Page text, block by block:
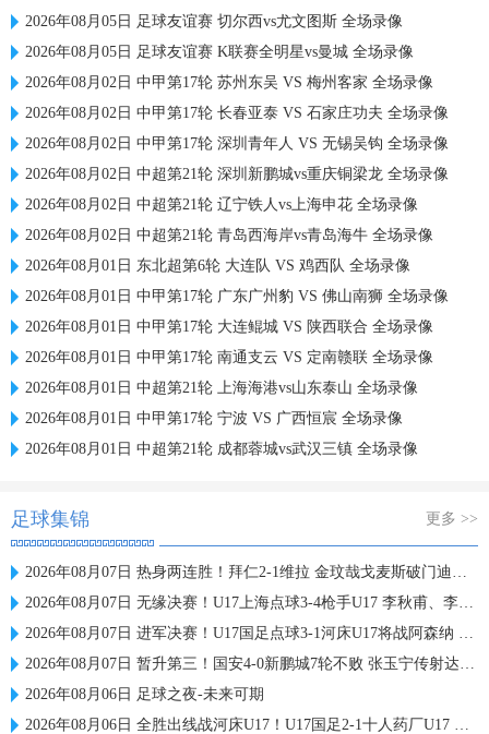
2026年08月05日 足球友谊赛 切尔西vs尤文图斯 全场录像
2026年08月05日 足球友谊赛 K联赛全明星vs曼城 全场录像
2026年08月02日 中甲第17轮 苏州东吴 VS 梅州客家 全场录像
2026年08月02日 中甲第17轮 长春亚泰 VS 石家庄功夫 全场录像
2026年08月02日 中甲第17轮 深圳青年人 VS 无锡吴钩 全场录像
2026年08月02日 中超第21轮 深圳新鹏城vs重庆铜梁龙 全场录像
2026年08月02日 中超第21轮 辽宁铁人vs上海申花 全场录像
2026年08月02日 中超第21轮 青岛西海岸vs青岛海牛 全场录像
2026年08月01日 东北超第6轮 大连队 VS 鸡西队 全场录像
2026年08月01日 中甲第17轮 广东广州豹 VS 佛山南狮 全场录像
2026年08月01日 中甲第17轮 大连鲲城 VS 陕西联合 全场录像
2026年08月01日 中甲第17轮 南通支云 VS 定南赣联 全场录像
2026年08月01日 中超第21轮 上海海港vs山东泰山 全场录像
2026年08月01日 中甲第17轮 宁波 VS 广西恒宸 全场录像
2026年08月01日 中超第21轮 成都蓉城vs武汉三镇 全场录像
足球集锦 更多 >>
2026年08月07日 热身两连胜！拜仁2-1维拉 金玟哉戈麦斯破门迪亚斯替补建功
2026年08月07日 无缘决赛！U17上海点球3-4枪手U17 李秋甫、李文博失点王启戎扑点
2026年08月07日 进军决赛！U17国足点球3-1河床U17将战阿森纳 江宇涵替补两扑点
2026年08月07日 暂升第三！国安4-0新鹏城7轮不败 张玉宁传射达万双响法比奥破门
2026年08月06日 足球之夜-未来可期
2026年08月06日 全胜出线战河床U17！U17国足2-1十人药厂U17 赵松源登场1分钟传射